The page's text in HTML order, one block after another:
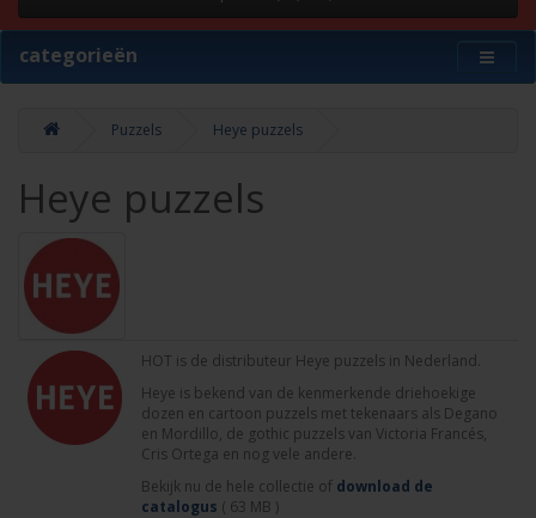
categorieën
Puzzels Heye puzzels
Heye puzzels
HOT is de distributeur Heye puzzels in Nederland.
Heye is bekend van de kenmerkende driehoekige
dozen en cartoon puzzels met tekenaars als Degano
en Mordillo, de gothic puzzels van Victoria Francés,
Cris Ortega en nog vele andere.
Bekijk nu de hele collectie of download de
catalogus ( 63 MB )